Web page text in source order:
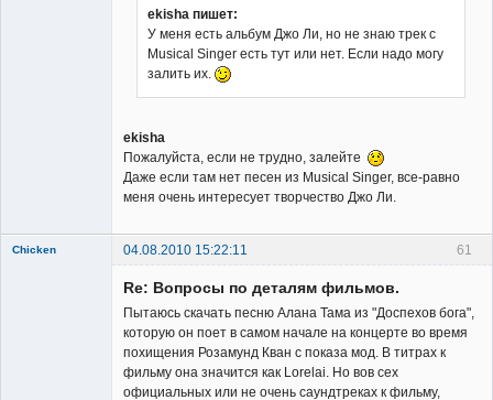
ekisha пишет:
У меня есть альбум Джо Ли, но не знаю трек с
Musical Singer есть тут или нет. Если надо могу
залить их.
ekisha
Пожалуйста, если не трудно, залейте
Даже если там нет песен из Musical Singer, все-равно
меня очень интересует творчество Джо Ли.
61
Chicken
04.08.2010 15:22:11
Re: Вопросы по деталям фильмов.
Пытаюсь скачать песню Алана Тама из "Доспехов бога",
которую он поет в самом начале на концерте во время
похищения Розамунд Кван с показа мод. В титрах к
фильму она значится как Lorelai. Но вов сех
официальных или не очень саундтреках к фильму,